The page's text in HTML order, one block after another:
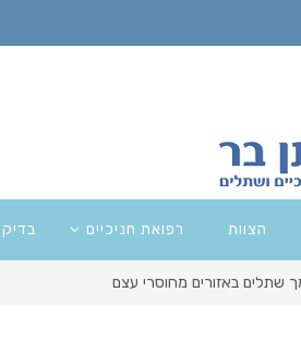
הצוות רפואת חניכיים
שתלים באזורים מחוסרי עצם